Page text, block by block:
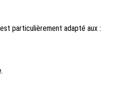
est particulièrement adapté aux :